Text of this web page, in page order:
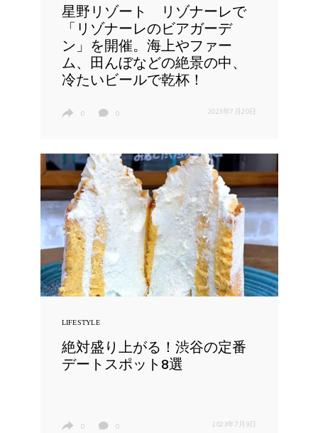
星野リゾート リゾナーレで
「リゾナーレのビアガーデ
ン」を開催。海上やファー
ム、田んぼなどの絶景の中、
冷たいビールで乾杯！
0 0 2023年7月20日
LIFESTYLE
絶対盛り上がる！渋谷の定番
デートスポット8選
0 0 2023年7月9日